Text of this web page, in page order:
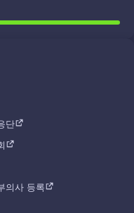
단
의사 등록